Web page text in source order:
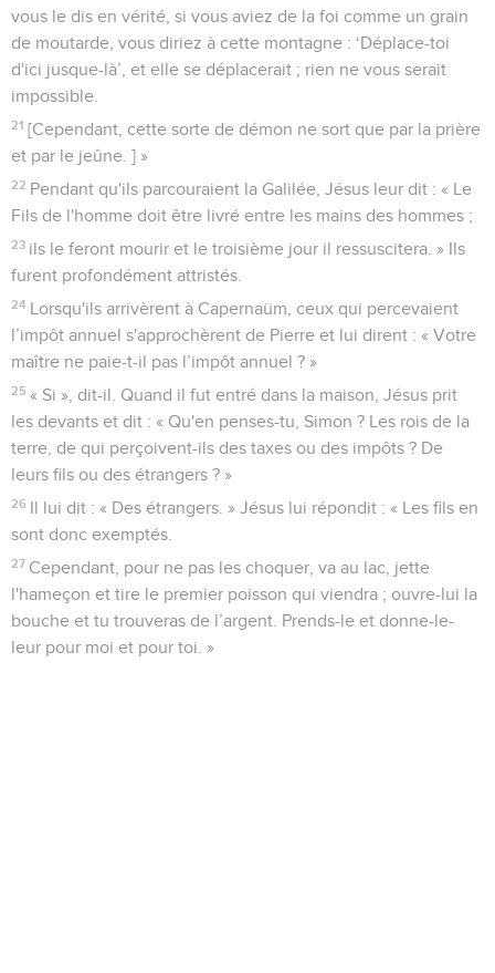
vous le dis en vérité, si vous aviez de la foi comme un grain
de moutarde, vous diriez à cette montagne : ‘Déplace-toi
d'ici jusque-là’, et elle se déplacerait ; rien ne vous serait
impossible.
21 [Cependant, cette sorte de démon ne sort que par la prière
et par le jeûne. ] »
22 Pendant qu'ils parcouraient la Galilée, Jésus leur dit : « Le
Fils de l'homme doit être livré entre les mains des hommes ;
23 ils le feront mourir et le troisième jour il ressuscitera. » Ils
furent profondément attristés.
24 Lorsqu'ils arrivèrent à Capernaüm, ceux qui percevaient
l’impôt annuel s'approchèrent de Pierre et lui dirent : « Votre
maître ne paie-t-il pas l’impôt annuel ? »
25 « Si », dit-il. Quand il fut entré dans la maison, Jésus prit
les devants et dit : « Qu'en penses-tu, Simon ? Les rois de la
terre, de qui perçoivent-ils des taxes ou des impôts ? De
leurs fils ou des étrangers ? »
26 Il lui dit : « Des étrangers. » Jésus lui répondit : « Les fils en
sont donc exemptés.
27 Cependant, pour ne pas les choquer, va au lac, jette
l'hameçon et tire le premier poisson qui viendra ; ouvre-lui la
bouche et tu trouveras de l’argent. Prends-le et donne-le-
leur pour moi et pour toi. »